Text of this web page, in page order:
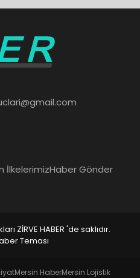
İlkelerimizHaber Gönder
ZİRVE HABER 'de saklıdır.
Teması
Mersin HaberMersin Lojistik